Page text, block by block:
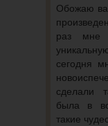
Обожаю
раз мне
сегодня
сделали
была в
такие